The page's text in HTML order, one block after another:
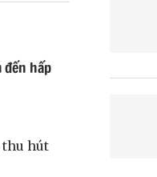
hấp
thu hút